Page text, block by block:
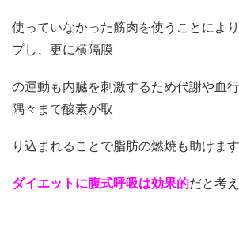
使っていなかった筋肉を使うことによ
プし、更に横隔膜
の運動も内臓を刺激するため代謝や血
隅々まで酸素が取
り込まれることで脂肪の燃焼も助けます
ダイエットに腹式呼吸は効果的だと考